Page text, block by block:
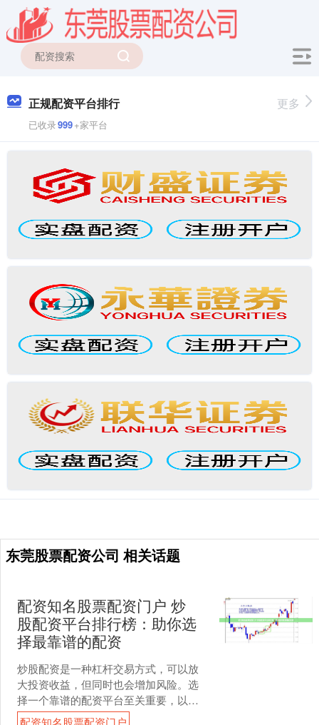
正规配资平台排行
已收录999+家平台
更多
东莞股票配资公司 相关话题
配资知名股票配资门户 炒
股配资平台排行榜：助你选
择最靠谱的配资
炒股配资是一种杠杆交易方式，可以放
大投资收益，但同时也会增加风险。选
择一个靠谱的配资平台至关重要，以下
是一份炒股配资平台排行榜，供投资者
配资知名股票配资门户